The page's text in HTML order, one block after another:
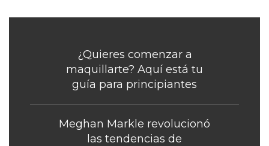
¿Quieres comenzar a
maquillarte? Aquí está tu
guía para principiantes
Meghan Markle revolucionó
las tendencias de